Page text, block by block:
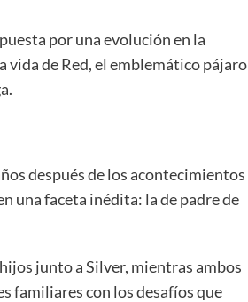
por una evolución en la
vida de Red, el emblemático pájaro
después de los acontecimientos
una faceta inédita: la de padre de
junto a Silver, mientras ambos
familiares con los desafíos que